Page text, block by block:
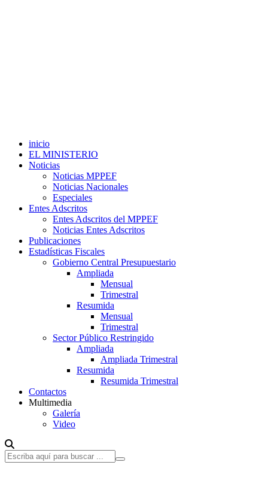
inicio
EL MINISTERIO
Noticias
Noticias MPPEF
Noticias Nacionales
Especiales
Entes Adscritos
Entes Adscritos del MPPEF
Noticias Entes Adscritos
Publicaciones
Estadísticas Fiscales
Gobierno Central Presupuestario
Ampliada
Mensual
Trimestral
Resumida
Mensual
Trimestral
Sector Público Restringido
Ampliada
Ampliada Trimestral
Resumida
Resumida Trimestral
Contactos
Multimedia
Galería
Video